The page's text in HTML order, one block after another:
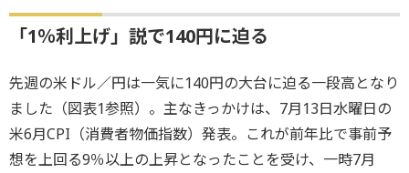
「1％利上げ」説で140円に迫る
先週の米ドル／円は一気に140円の大台に迫る一段高となり
ました（図表1参照）。主なきっかけは、7月13日水曜日の
米6月CPI（消費者物価指数）発表。これが前年比で事前予
想を上回る9％以上の上昇となったことを受け、一時7月